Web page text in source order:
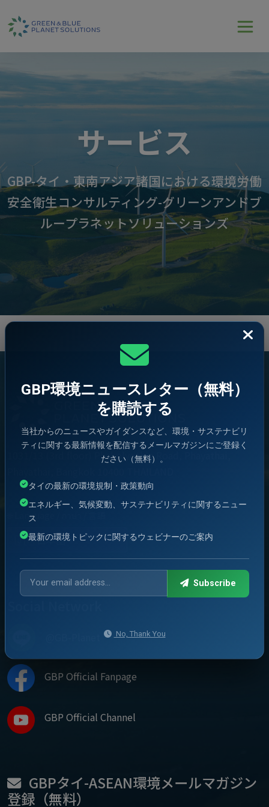
サービス
GBP-タイ・東南アジア諸国における環境労働
安全衛生コンサルティング-グリーンアンドブ
ループラネットソリューションズ
1031/13 (3rd floor) Phaholyothin Road, Phayathai,
🌐 Language / ภาษา / 言語
GBP Official Fanpage
GBP Official Channel
GBPタイ-ASEAN環境メールマガジン
登録（無料）
GBP環境ニュースレター（無料）
を購読する
当社からのニュースやガイダンスなど、環境・サステナビリ
ティに関する最新情報を配信するメールマガジンにご登録く
ださい（無料）。
タイの最新の環境規制・政策動向
エネルギー、気候変動、サステナビリティに関するニュー
ス
最新の環境トピックに関するウェビナーのご案内
Subscribe
No, Thank You